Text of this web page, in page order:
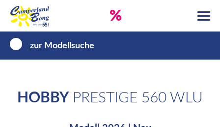
%
zur Modellsuche
HOBBY PRESTIGE 560 WLU